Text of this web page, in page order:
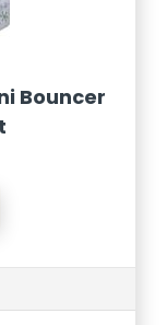
Bouncer